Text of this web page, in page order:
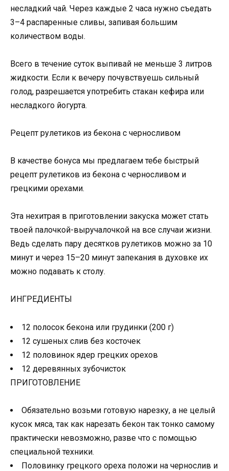
несладкий чай. Через каждые 2 часа нужно съедать
3–4 распаренные сливы, запивая большим
количеством воды.
Всего в течение суток выпивай не меньше 3 литров
жидкости. Если к вечеру почувствуешь сильный
голод, разрешается употребить стакан кефира или
несладкого йогурта.
Рецепт рулетиков из бекона с черносливом
В качестве бонуса мы предлагаем тебе быстрый
рецепт рулетиков из бекона с черносливом и
грецкими орехами.
Эта нехитрая в приготовлении закуска может стать
твоей палочкой-выручалочкой на все случаи жизни.
Ведь сделать пару десятков рулетиков можно за 10
минут и через 15–20 минут запекания в духовке их
можно подавать к столу.
ИНГРЕДИЕНТЫ
12 полосок бекона или грудинки (200 г)
12 сушеных слив без косточек
12 половинок ядер грецких орехов
12 деревянных зубочисток
ПРИГОТОВЛЕНИЕ
Обязательно возьми готовую нарезку, а не целый
кусок мяса, так как нарезать бекон так тонко самому
практически невозможно, разве что с помощью
специальной техники.
Половинку грецкого ореха положи на чернослив и